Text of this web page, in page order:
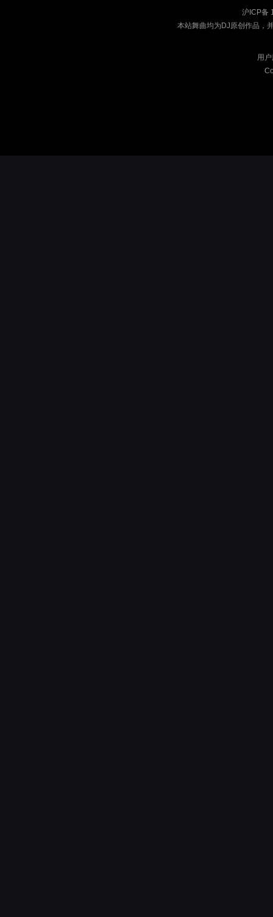
沪ICP备
本站舞曲均为DJ原创作品，
用